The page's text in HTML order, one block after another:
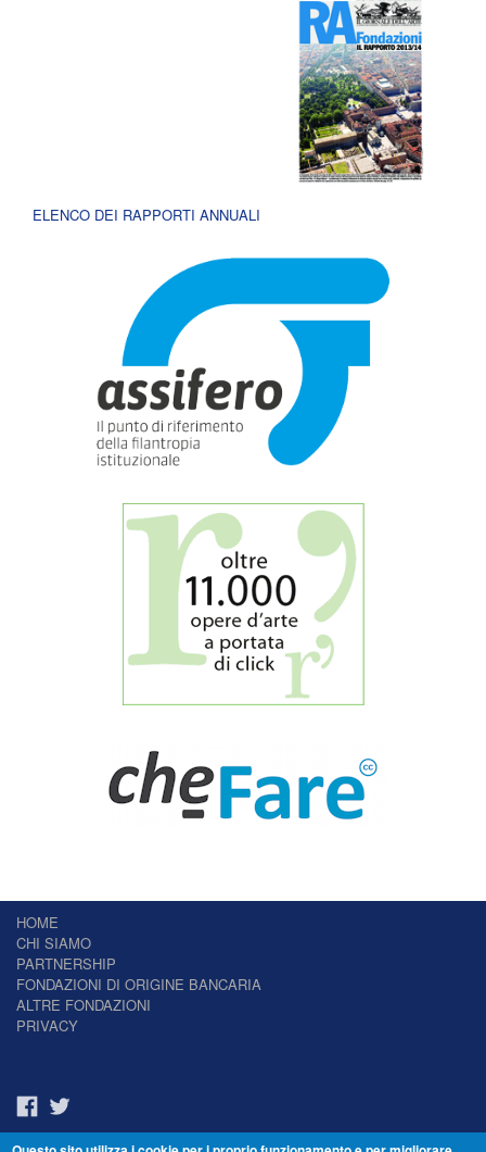
ELENCO DEI RAPPORTI ANNUALI
HOME
CHI SIAMO
PARTNERSHIP
FONDAZIONI DI ORIGINE BANCARIA
ALTRE FONDAZIONI
PRIVACY